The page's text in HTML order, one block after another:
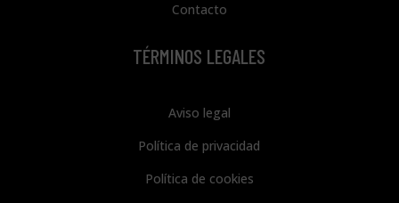
Contacto
TÉRMINOS LEGALES
Aviso legal
Política de privacidad
Política de cookies